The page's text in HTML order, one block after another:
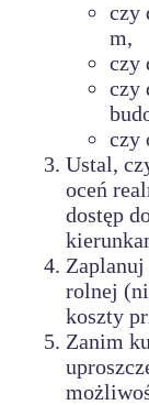
czy
m,
czy
czy
czy
Ustal,
oceń
dostęp
rolnej
koszty
Zanim